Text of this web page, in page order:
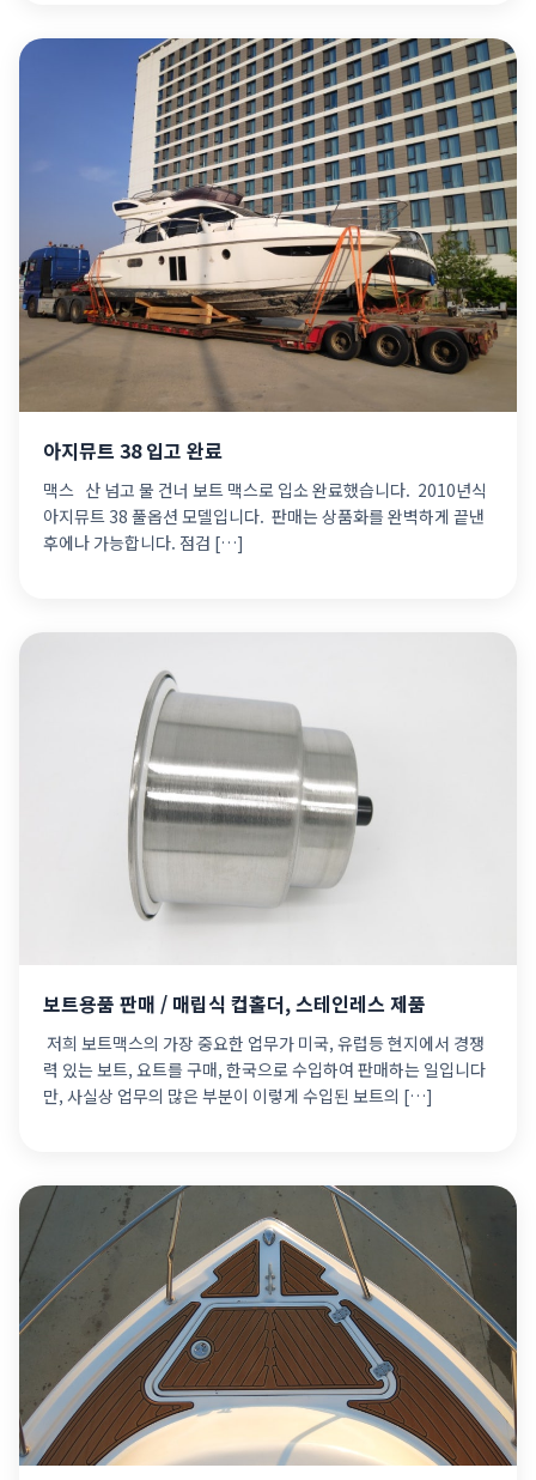
아지뮤트 38 입고 완료
맥스 ​ ​ 산 넘고 물 건너 보트 맥스로 입소 완료했습니다. ​ 2010년식
아지뮤트 38 풀옵션 모델입니다. ​ 판매는 상품화를 완벽하게 끝낸
후에나 가능합니다. 점검 […]
보트용품 판매 / 매립식 컵홀더, 스테인레스 제품
​ 저희 보트맥스의 가장 중요한 업무가 미국, 유럽등 현지에서 경쟁
력 있는 보트, 요트를 구매, 한국으로 수입하여 판매하는 일입니다
만, 사실상 업무의 많은 부분이 이렇게 수입된 보트의 […]